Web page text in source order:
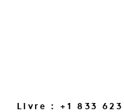
Livre : +1 833 623